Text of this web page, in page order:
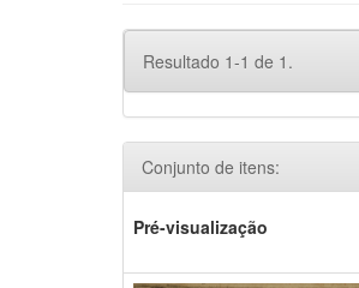
Resultado 1-1 de 1.
Conjunto de itens:
Pré-visualização